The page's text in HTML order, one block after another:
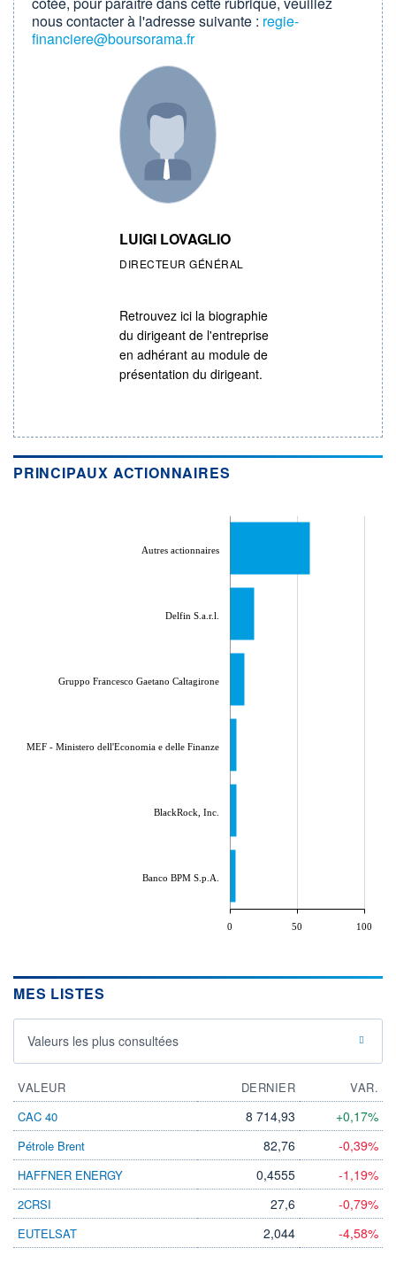
nous contacter à l'adresse suivante : regie-
financiere@boursorama.fr
LUIGI LOVAGLIO
DIRECTEUR GÉNÉRAL
Retrouvez ici la biographie
du dirigeant de l'entreprise
en adhérant au module de
présentation du dirigeant.
PRINCIPAUX ACTIONNAIRES
Autres actionnaires
Delfin S.a.r.l.
Gruppo Francesco Gaetano Caltagirone
MEF - Ministero dell'Economia e delle Finanze
BlackRock, Inc.
Banco BPM S.p.A.
0 50 100
MES LISTES
Valeurs les plus consultées
VALEUR DERNIER
VAR.
CAC 40
8 714,93 +0,17%
Pétrole Brent 82,76 -0,39%
HAFFNER ENERGY 0,4555 -1,19%
2CRSI 27,6 -0,79%
EUTELSAT 2,044 -4,58%